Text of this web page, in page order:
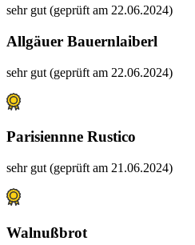
sehr gut (geprüft am 22.06.2024)
Allgäuer Bauernlaiberl
sehr gut (geprüft am 22.06.2024)
Parisiennne Rustico
sehr gut (geprüft am 21.06.2024)
Walnußbrot